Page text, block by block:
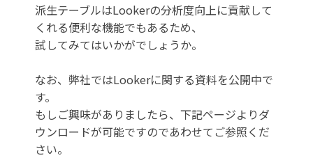
派生テーブルはLookerの分析度向上に貢献して
くれる便利な機能でもあるため、
試してみてはいかがでしょうか。
なお、弊社ではLookerに関する資料を公開中で
す。
もしご興味がありましたら、下記ページよりダ
ウンロードが可能ですのであわせてご参照くだ
さい。